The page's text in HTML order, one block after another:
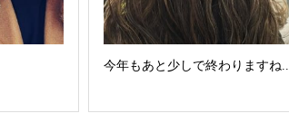
今年もあと少しで終わりますね..